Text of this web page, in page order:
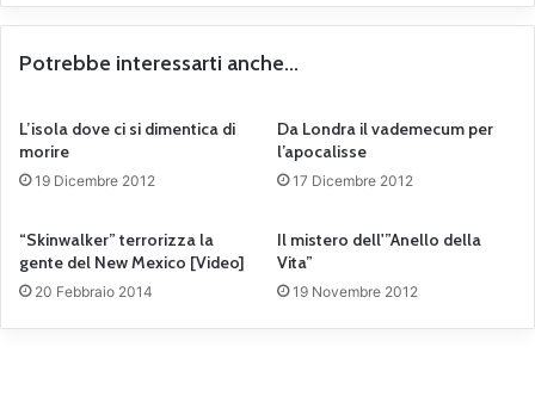
Potrebbe interessarti anche...
L’isola dove ci si dimentica di
morire
19 Dicembre 2012
Da Londra il vademecum per
l’apocalisse
17 Dicembre 2012
“Skinwalker” terrorizza la
gente del New Mexico [Video]
20 Febbraio 2014
Il mistero dell'”Anello della
Vita”
19 Novembre 2012